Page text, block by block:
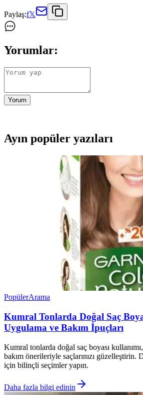
Paylaş:f𝕏
Yorumlar:
Yorum
Ayın popüler yazıları
PopülerArama
Kumral Tonlarda Doğal Saç
Uygulama ve Bakım İpuçları
Kumral tonlarda doğal saç boyası
bakım önerileriyle saçlarınızı güzelleştirin.
için bilinçli seçimler yapın.
Daha fazla bilgi edinin